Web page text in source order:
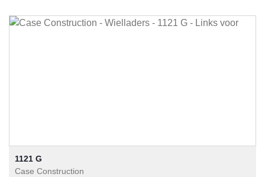
1121 G
Case Construction